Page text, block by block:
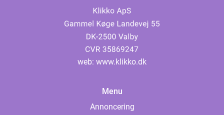
web: www.klikko.dk
Menu
Annoncering